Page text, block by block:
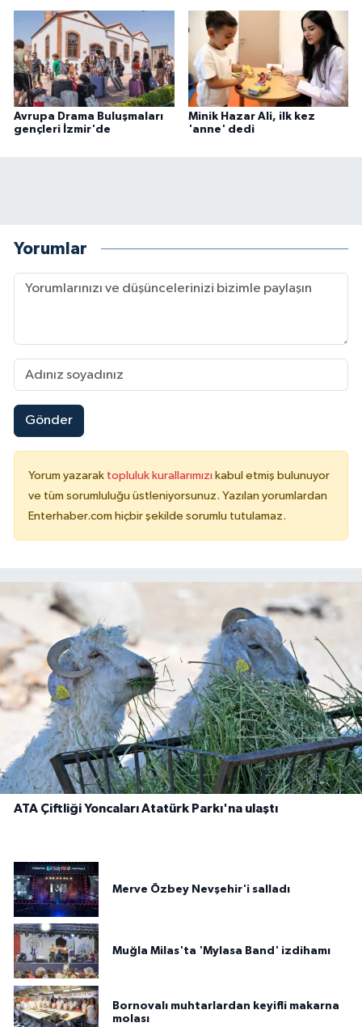
Avrupa Drama Buluşmaları
gençleri İzmir'de
Minik Hazar Ali, ilk kez
'anne' dedi
Yorumlar
Gönder
Yorum yazarak topluluk kurallarımızı kabul etmiş bulunuyor
ve tüm sorumluluğu üstleniyorsunuz. Yazılan yorumlardan
Enterhaber.com hiçbir şekilde sorumlu tutulamaz.
ATA Çiftliği Yoncaları Atatürk Parkı'na ulaştı
Merve Özbey Nevşehir'i salladı
Muğla Milas'ta 'Mylasa Band' izdihamı
Bornovalı muhtarlardan keyifli makarna
molası